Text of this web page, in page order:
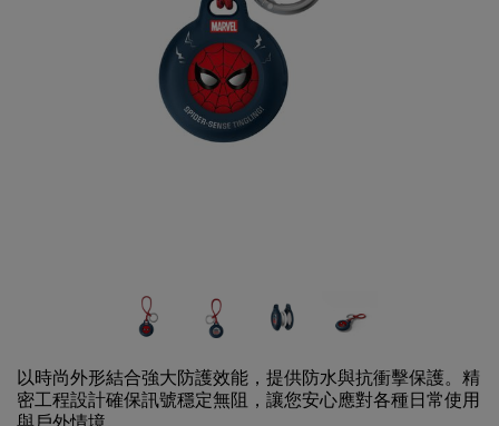
以時尚外形結合強大防護效能，提供防水與抗衝擊保護。精
密工程設計確保訊號穩定無阻，讓您安心應對各種日常使用